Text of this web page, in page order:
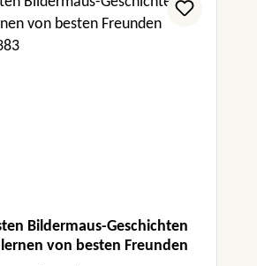
Bildermaus-Geschichten
von besten Freunden